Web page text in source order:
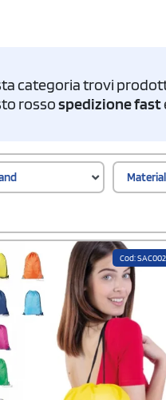
categoria trovi
rossospedizione fast
Cod: SAC002